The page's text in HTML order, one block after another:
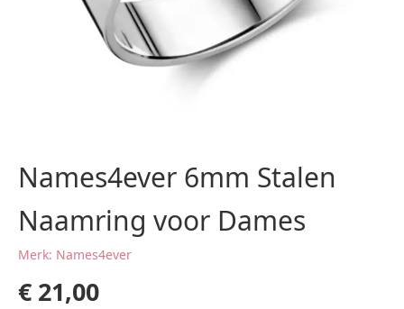
Names4ever 6mm Stalen
Naamring voor Dames
Merk: Names4ever
€ 21,00